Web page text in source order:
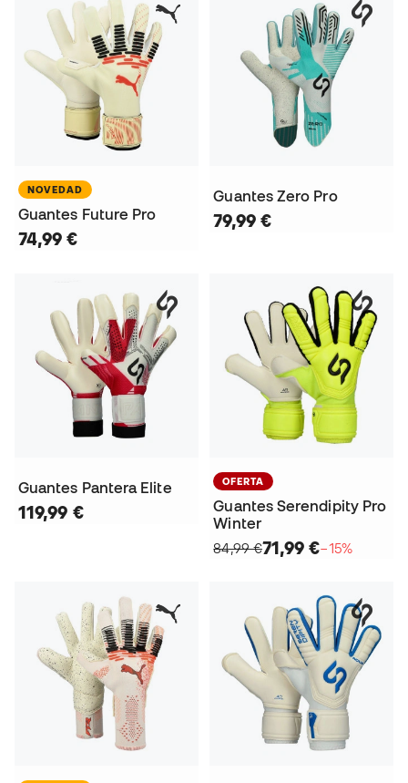
NOVEDAD
Guantes Future Pro
74,99 €
Guantes Zero Pro
79,99 €
Guantes Pantera Elite
119,99 €
OFERTA
Guantes Serendipity Pro
Winter
84,99 €71,99 €−15%